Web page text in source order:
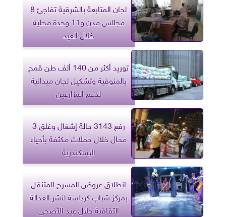
لجان المتابعة بالشرقية تفاجئ 8
مجالس مدن و11 وحدة محلية
خلال العيد
توريد أكثر من 140 ألف طن قمح
بالمنوفية وتشكيل لجان ميدانية
لدعم المزارعين
رفع 3143 حالة إشغال وغلق 3
محال خلال حملات مكثفة بأحياء
الإسكندرية
​انطلاق عروض المسرح المتنقل
بمركز شباب كرداسة لنشر العدالة
الثقافية خلال عيد الأضحى